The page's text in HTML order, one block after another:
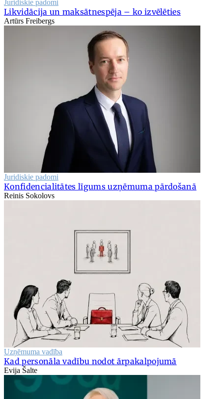
Juridiskie padomi
Likvidācija un maksātnespēja – ko izvēlēties
Artūrs Freibergs
Juridiskie padomi
Konfidencialitātes līgums uzņēmuma pārdošanā
Reinis Sokolovs
Uzņēmuma vadība
Kad personāla vadību nodot ārpakalpojumā
Evija Šalte